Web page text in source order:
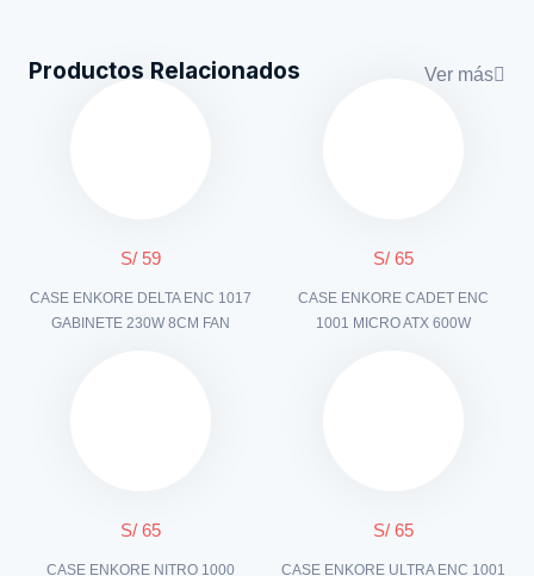
Productos Relacionados Ver más
S/ 59
CASE ENKORE DELTA ENC 1017
GABINETE 230W 8CM FAN
S/ 65
CASE ENKORE CADET ENC
1001 MICRO ATX 600W
S/ 65
CASE ENKORE NITRO 1000
S/ 65
CASE ENKORE ULTRA ENC 1001